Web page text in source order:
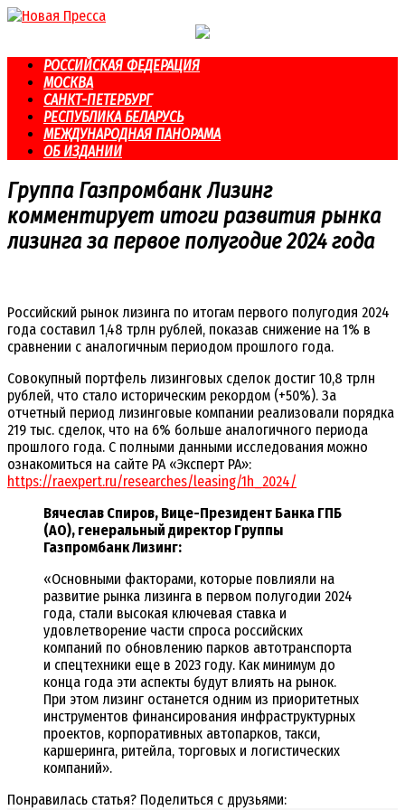
Перейти
РОССИЙСКАЯ ФЕДЕРАЦИЯ
МОСКВА
САНКТ-ПЕТЕРБУРГ
РЕСПУБЛИКА БЕЛАРУСЬ
МЕЖДУНАРОДНАЯ ПАНОРАМА
ОБ ИЗДАНИИ
Группа Газпромбанк Лизинг
комментирует итоги развития рынка
лизинга за первое полугодие 2024 года
Российский рынок лизинга по итогам первого полугодия 2024
года составил 1,48 трлн рублей, показав снижение на 1% в
сравнении с аналогичным периодом прошлого года.
Совокупный портфель лизинговых сделок достиг 10,8 трлн
рублей, что стало историческим рекордом (+50%). За
отчетный период лизинговые компании реализовали порядка
219 тыс. сделок, что на 6% больше аналогичного периода
прошлого года. С полными данными исследования можно
ознакомиться на сайте РА «Эксперт РА»:
https://raexpert.ru/researches/leasing/1h_2024/
Вячеслав Спиров, Вице-Президент Банка ГПБ
(АО), генеральный директор Группы
Газпромбанк Лизинг:
«Основными факторами, которые повлияли на
развитие рынка лизинга в первом полугодии 2024
года, стали высокая ключевая ставка и
удовлетворение части спроса российских
компаний по обновлению парков автотранспорта
и спецтехники еще в 2023 году. Как минимум до
конца года эти аспекты будут влиять на рынок.
При этом лизинг останется одним из приоритетных
инструментов финансирования инфраструктурных
проектов, корпоративных автопарков, такси,
каршеринга, ритейла, торговых и логистических
компаний».
Понравилась статья? Поделиться с друзьями: